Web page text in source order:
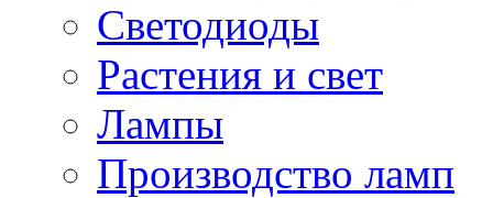
Светодиоды
Растения и свет
Лампы
Производство ламп